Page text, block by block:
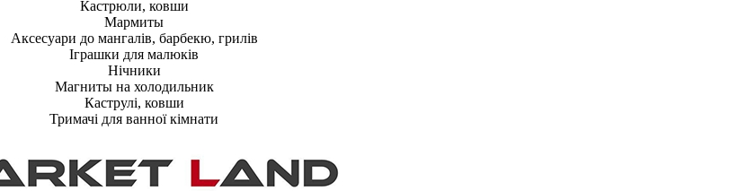
Кастрюли, ковши
Мармиты
Аксесуари до мангалів, барбекю, грилів
Іграшки для малюків
Нічники
Магниты на холодильник
Каструлі, ковши
Тримачі для ванної кімнати